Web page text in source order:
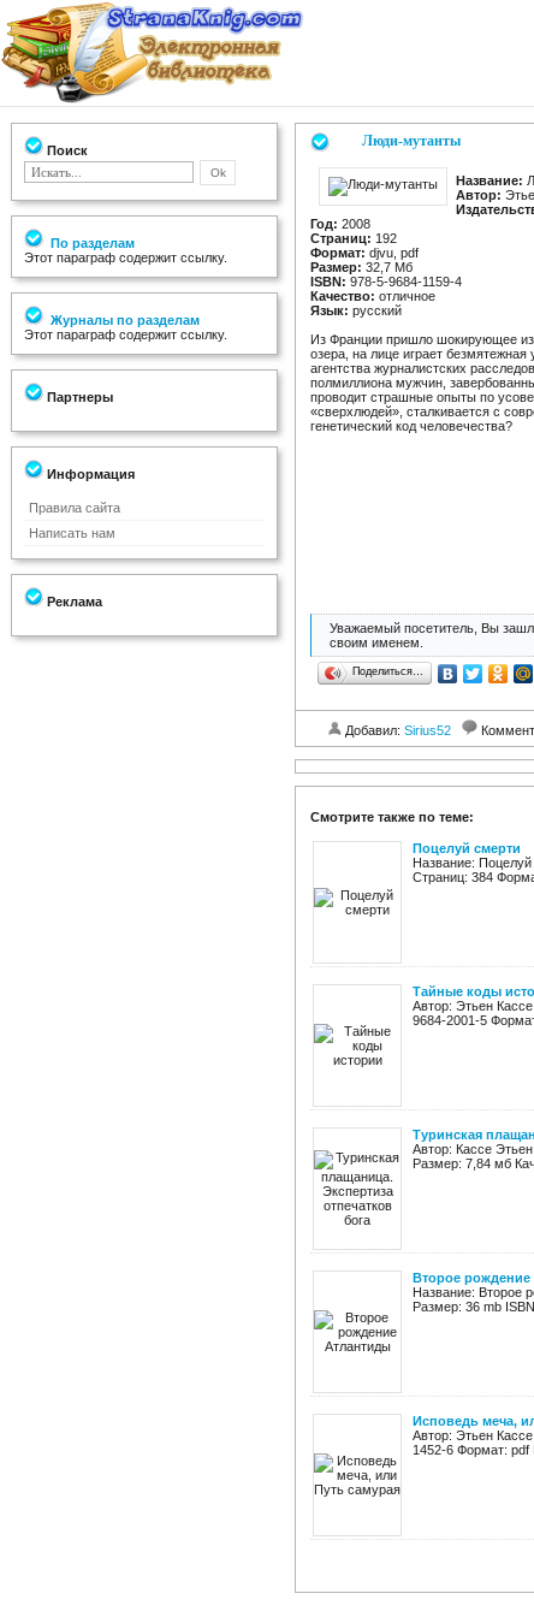
Поиск
По разделам
Этот параграф содержит ссылку.
Журналы по разделам
Этот параграф содержит ссылку.
Партнеры
Информация
Правила сайта
Написать нам
Реклама
Люди-мутанты
Название:
Автор:
Год: 2008
Страниц: 192
Формат: djvu, pdf
Размер: 32,7 Мб
ISBN: 978-5-9684-1159-4
Качество: отличное
Язык: русский
Из Франции пришло шокирующее
озера, на лице играет
агентства журналистских
полмиллиона мужчин,
проводит страшные опыты по
«сверхлюдей», сталкивается с
генетический код человечества?
Уважаемый посетитель, Вы
своим именем.
Поделиться…
Добавил: Sirius52
Смотрите также по теме:
Поцелуй смерти
Название:
Страниц: 384
Тайные коды
Автор: Этьен
9684-2001-5
Туринская
Автор: Кассе
Размер: 7,84 мб
Второе рождение
Название: Второе
Размер: 36 mb
Исповедь меча,
Автор: Этьен
1452-6 Формат: